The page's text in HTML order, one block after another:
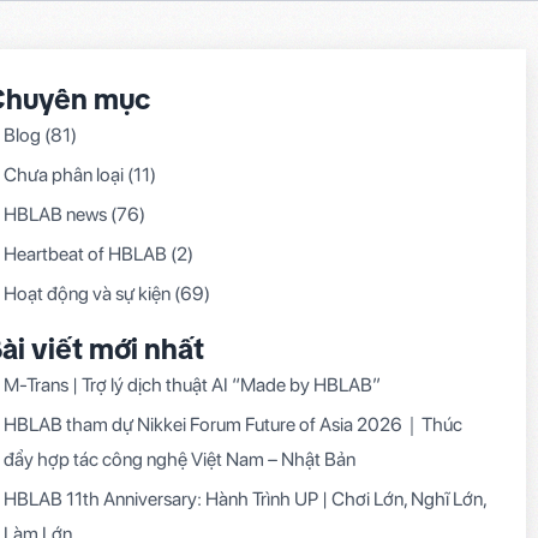
mục
Blog (81)
Chưa phân loại (11)
HBLAB news (76)
Heartbeat of HBLAB (2)
Hoạt động và sự kiện (69)
viết mới nhất
M-Trans | Trợ lý dịch thuật AI “Made by HBLAB”
HBLAB tham dự Nikkei Forum Future of Asia 2026｜Thúc
đẩy hợp tác công nghệ Việt Nam – Nhật Bản
HBLAB 11th Anniversary: Hành Trình UP | Chơi Lớn, Nghĩ Lớn,